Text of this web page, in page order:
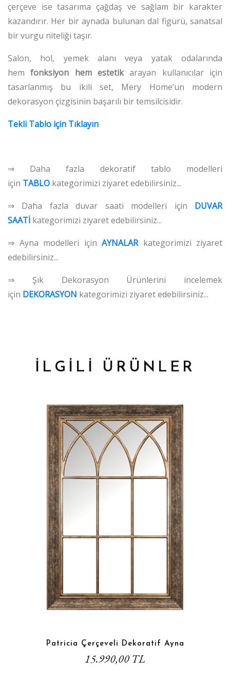
çerçeve ise tasarıma çağdaş ve sağlam bir karakter
kazandırır. Her bir aynada bulunan dal figürü, sanatsal
bir vurgu niteliği taşır.
Salon, hol, yemek alanı veya yatak odalarında
hemfonksiyon hem estetikarayan kullanıcılar için
tasarlanmış bu ikili set, Mery Home’un modern
dekorasyon çizgisinin başarılı bir temsilcisidir.
Tekli Tablo için Tıklayın
⇒ Daha fazla dekoratif tablo modelleri
için TABLO kategorimizi ziyaret edebilirsiniz...
⇒ Daha fazla duvar saati modelleri için DUVAR
SAATİ kategorimizi ziyaret edebilirsiniz...
⇒ Ayna modelleri için AYNALARkategorimizi ziyaret
edebilirsiniz...
⇒ Şık Dekorasyon Ürünlerini incelemek
için DEKORASYON kategorimizi ziyaret edebilirsiniz...
İLGİLİ ÜRÜNLER
Patricia Çerçeveli Dekoratif Ayna
15.990,00 TL